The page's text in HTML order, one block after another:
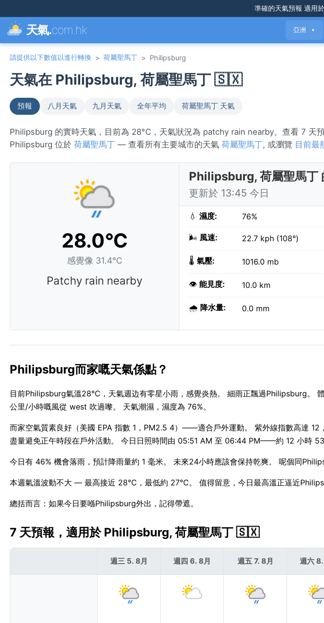
準確的天氣預報 適用
天氣.com.hk 亞洲 ▼
請提供以下數值以進行轉換 > 荷屬聖馬丁 > Philipsburg
天氣在 Philipsburg, 荷屬聖馬丁 🇸🇽
預報 八月天氣 九月天氣 全年平均 荷屬聖馬丁 天氣
Philipsburg 的實時天氣，目前為 28°C，天氣狀況為 patchy rain nearby。查看 7 天
Philipsburg 位於 荷屬聖馬丁 — 查看所有主要城市的天氣 荷屬聖馬丁, 或瀏覽 目前最
28.0°C
感覺像 31.4°C
Patchy rain nearby
Philipsburg, 荷屬聖馬丁
更新於 13:45 今日
💧 濕度: 76%
🌬️ 風速: 22.7 kph (108°)
🌡️ 氣壓: 1016.0 mb
👁️ 能見度: 10.0 km
🌧️ 降水量: 0.0 mm
Philipsburg而家嘅天氣係點？
目前Philipsburg氣溫28°C，天氣週边有零星小雨，感覺炎熱。 細雨正飄過Philipsburg。
公里/小時嘅風從 west 吹過嚟。 天氣潮濕，濕度為 76%。
而家空氣質素良好（美國 EPA 指數 1，PM2.5 4）——適合戶外運動。 紫外線指數高達
盡量避免正午時段在戶外活動。 今日日照時間由 05:51 AM 至 06:44 PM——約 12 小時 53
今日有 46% 機會落雨，預計降雨量約 1 毫米。 未來24小時應該會保持乾爽。 呢個同
本週氣溫波動不大 — 最高接近 28°C，最低約 27°C。 值得留意，今日最高溫正逼近
總括而言：如果今日要喺Philipsburg外出，記得帶遮。
7 天預報，適用於 Philipsburg, 荷屬聖馬丁 🇸🇽
週三 5. 8月 週四 6. 8月 週五 7. 8月 週六